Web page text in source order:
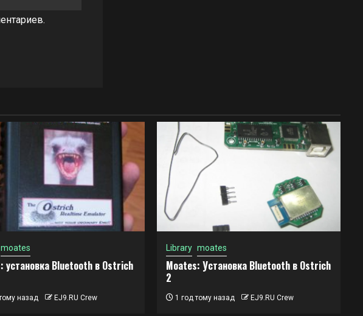
moates
установка Bluetooth в Ostrich
назад EJ9.RU Crew
Library moates
Moates: Установка Bluetooth в Ostrich
2
1 год тому назад EJ9.RU Crew